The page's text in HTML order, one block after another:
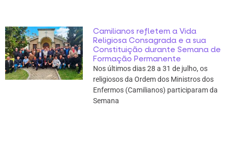
Camilianos refletem a Vida
Religiosa Consagrada e a sua
Constituição durante Semana de
Formação Permanente
Nos últimos dias 28 a 31 de julho, os
religiosos da Ordem dos Ministros dos
Enfermos (Camilianos) participaram da
Semana